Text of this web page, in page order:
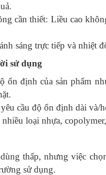
cần thiết: Liều cao
sáng trực tiếp và nhiệt
sử dụng
ổn định của sản phẩm
cầu độ ổn định dài
loại nhựa,
thấp, nhưng việc
sử dụng.